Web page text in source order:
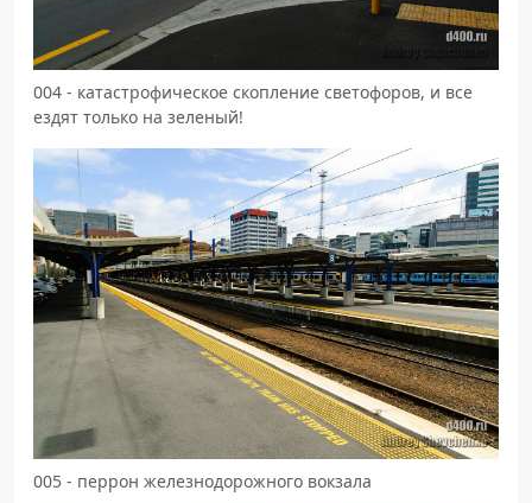
004 - катастрофическое скопление светофоров, и все
ездят только на зеленый!
005 - перрон железнодорожного вокзала